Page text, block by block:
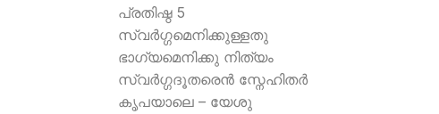
പ്രതിഷ്ഠ 5
സ്വര്‍ഗ്ഗമെനിക്കുള്ളതു
ഭാഗ്യമെനിക്കു നിത്യം
സ്വര്‍ഗ്ഗദൂതരെന്‍ സ്നേഹിതര്‍
കൃപയാലെ – യേശു